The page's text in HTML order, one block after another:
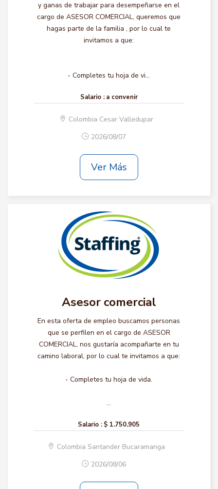
y ganas de trabajar para desempeñarse en el
cargo de ASESOR COMERCIAL, queremos que
hagas parte de la familia , por lo cual te
invitamos a que:
- Completes tu hoja de vi...
Salario : a convenir
Colombia Cesar Valledupar
2026/08/07
Ver Más
Asesor comercial
En esta oferta de empleo buscamos personas
que se perfilen en el cargo de ASESOR
COMERCIAL, nos gustaría acompañarte en tu
camino laboral, por lo cual te invitamos a que:
- Completes tu hoja de vida.
...
Salario : $ 1.750.905
Colombia Santander Bucaramanga
2026/08/06